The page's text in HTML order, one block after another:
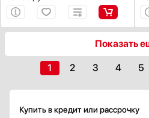
Показать все
Электроподжиг духового шкафа
Показать
1 2 3 4 5
Купить в кредит или рассрочку